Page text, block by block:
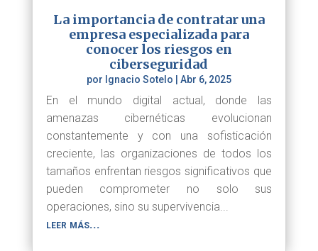
La importancia de contratar una
empresa especializada para
conocer los riesgos en
ciberseguridad
por Ignacio Sotelo Abr 6, 2025
En el mundo digital actual, donde las
amenazas cibernéticas evolucionan
constantemente y con una sofisticación
creciente, las organizaciones de todos los
tamaños enfrentan riesgos significativos que
pueden comprometer no solo sus
operaciones, sino su supervivencia...
leer más...